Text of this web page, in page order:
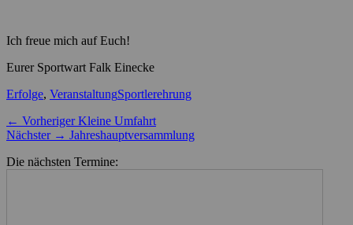
Ich freue mich auf Euch!
Eurer Sportwart Falk Einecke
Kategorien
Erfolge, VeranstaltungSchlagworte
Sportlerehrung
Beitragsnavigation
← Vorheriger Vorheriger
Beitrag:
Kleine Umfahrt
Nächster → Nächster
Jahreshauptversammlung
Die nächsten Termine: